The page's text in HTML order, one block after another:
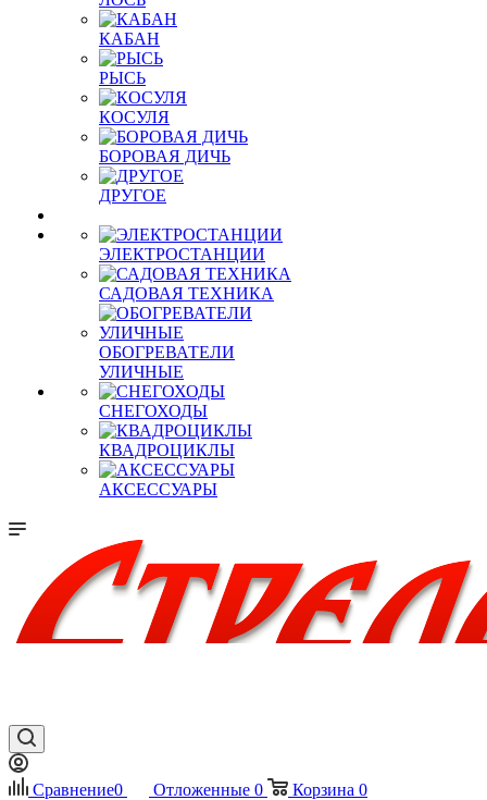
КАБАН
РЫСЬ
КОСУЛЯ
БОРОВАЯ ДИЧЬ
ДРУГОЕ
ЭЛЕКТРОСТАНЦИИ
САДОВАЯ ТЕХНИКА
ОБОГРЕВАТЕЛИ
УЛИЧНЫЕ
СНЕГОХОДЫ
КВАДРОЦИКЛЫ
АКСЕССУАРЫ
Сравнение0 Отложенные 0 Корзина 0